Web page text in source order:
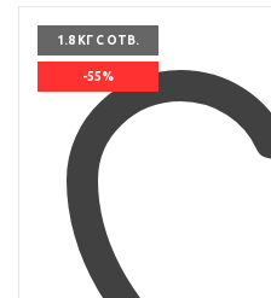
1.8 КГ С ОТВ.
-55%